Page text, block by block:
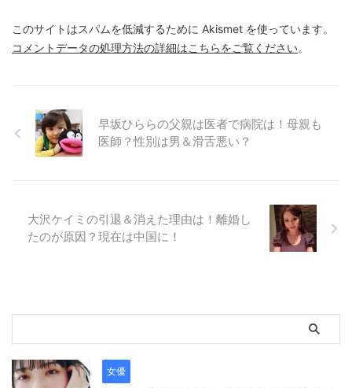
このサイトはスパムを低減するために Akismet を使っています。
コメントデータの処理方法の詳細はこちらをご覧ください。
早坂ひららの父親は医者で病院は！母親も
医師？性別は男＆滑舌悪い？
大沢ケイミの引退＆消えた理由は！離婚し
たのが原因？現在は中国に！
女優